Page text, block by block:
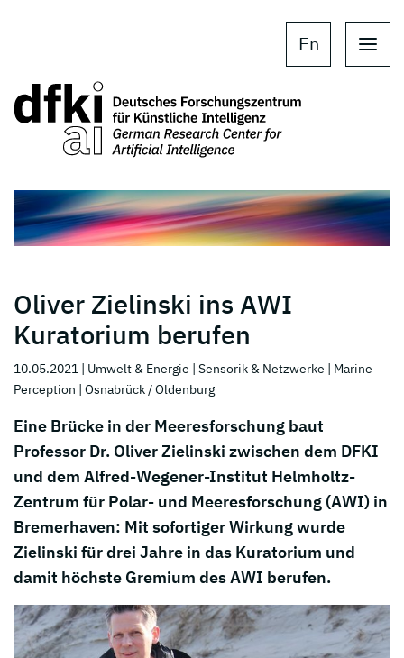
En
Oliver Zielinski ins AWI
Kuratorium berufen
10.05.2021 | Umwelt & Energie | Sensorik & Netzwerke | Marine
Perception | Osnabrück / Oldenburg
Eine Brücke in der Meeresforschung baut
Professor Dr. Oliver Zielinski zwischen dem DFKI
und dem Alfred-Wegener-Institut Helmholtz-
Zentrum für Polar- und Meeresforschung (AWI) in
Bremerhaven: Mit sofortiger Wirkung wurde
Zielinski für drei Jahre in das Kuratorium und
damit höchste Gremium des AWI berufen.